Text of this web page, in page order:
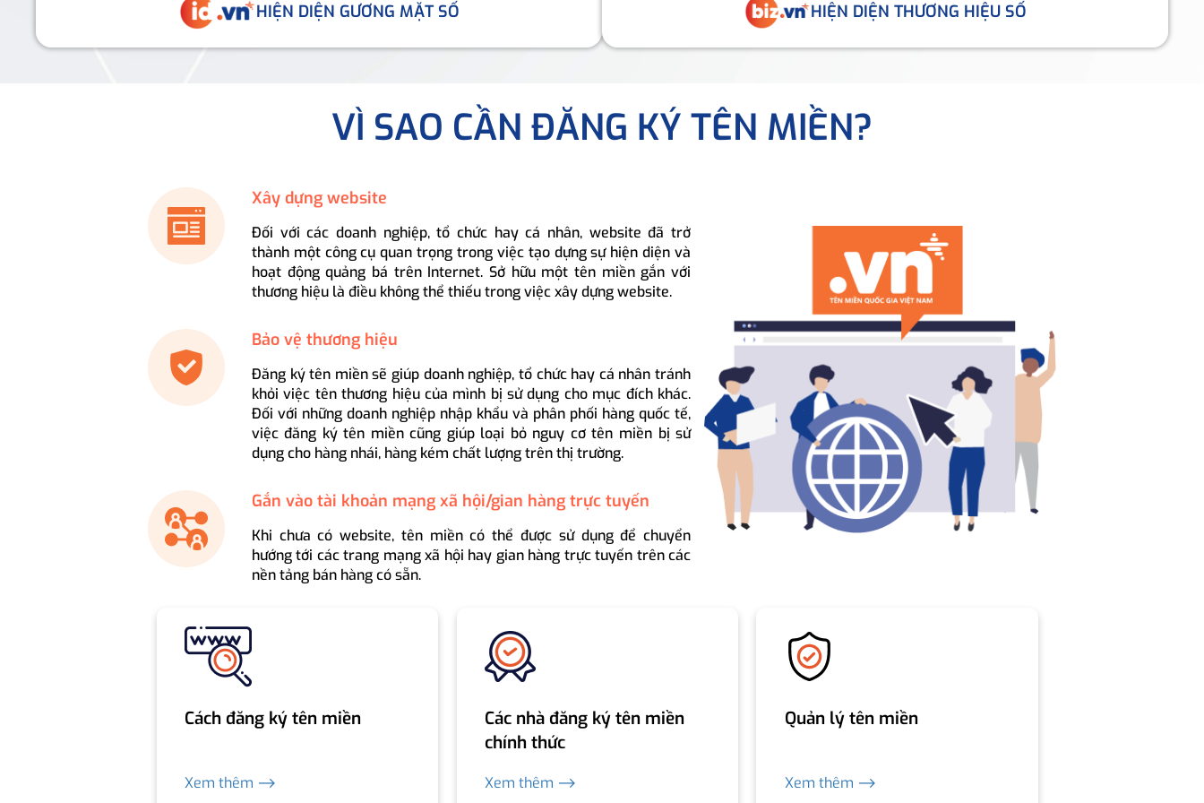
HIỆN DIỆN GƯƠNG MẶT SỐ HIỆN DIỆN THƯƠNG HIỆU SỐ
VÌ SAO CẦN ĐĂNG KÝ TÊN MIỀN?
Xây dựng website
Đối với các doanh nghiệp, tổ chức hay cá nhân, website đã trở
thành một công cụ quan trọng trong việc tạo dựng sự hiện diện và
hoạt động quảng bá trên Internet. Sở hữu một tên miền gắn với
thương hiệu là điều không thể thiếu trong việc xây dựng website.
Bảo vệ thương hiệu
Đăng ký tên miền sẽ giúp doanh nghiệp, tổ chức hay cá nhân tránh
khỏi việc tên thương hiệu của mình bị sử dụng cho mục đích khác.
Đối với những doanh nghiệp nhập khẩu và phân phối hàng quốc tế,
việc đăng ký tên miền cũng giúp loại bỏ nguy cơ tên miền bị sử
dụng cho hàng nhái, hàng kém chất lượng trên thị trường.
Gắn vào tài khoản mạng xã hội/gian hàng trực tuyến
Khi chưa có website, tên miền có thể được sử dụng để chuyển
hướng tới các trang mạng xã hội hay gian hàng trực tuyến trên các
nền tảng bán hàng có sẵn.
Cách đăng ký tên miền
Xem thêm ⟶
Các nhà đăng ký tên miền
chính thức
Xem thêm ⟶
Quản lý tên miền
Xem thêm ⟶